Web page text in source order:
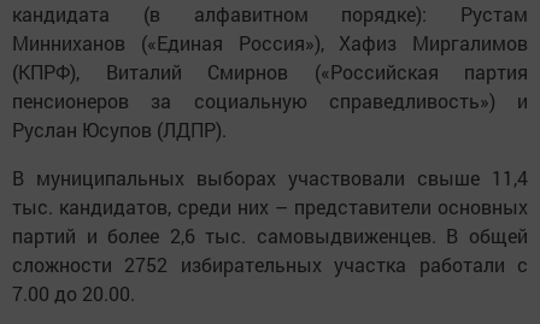
кандидата (в алфавитном порядке): Рустам
Минниханов («Единая Россия»), Хафиз Миргалимов
(КПРФ), Виталий Смирнов («Российская партия
пенсионеров за социальную справедливость») и
Руслан Юсупов (ЛДПР).
В муниципальных выборах участвовали свыше 11,4
тыс. кандидатов, среди них – представители основных
партий и более 2,6 тыс. самовыдвиженцев. В общей
сложности 2752 избирательных участка работали с
7.00 до 20.00.